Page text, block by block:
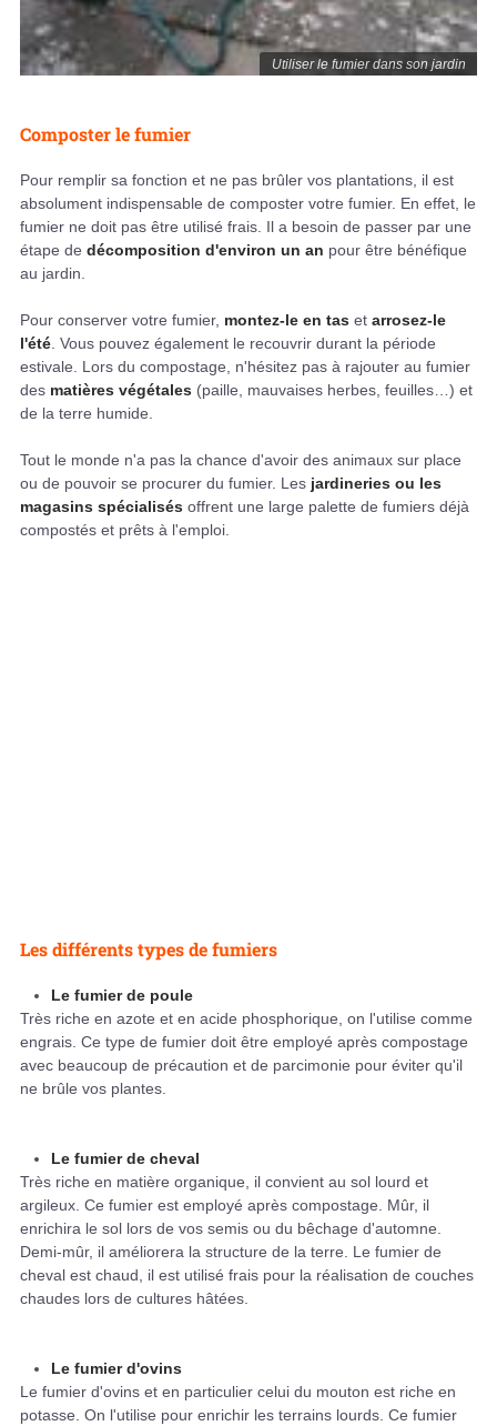
Utiliser le fumier dans son jardin
Composter le fumier
Pour remplir sa fonction et ne pas brûler vos plantations, il est
absolument indispensable de composter votre fumier. En effet, le
fumier ne doit pas être utilisé frais. Il a besoin de passer par une
étape de décomposition d'environ un an pour être bénéfique
au jardin.
Pour conserver votre fumier, montez-le en tas et arrosez-le
l'été . Vous pouvez également le recouvrir durant la période
estivale. Lors du compostage, n'hésitez pas à rajouter au fumier
des matières végétales (paille, mauvaises herbes, feuilles…) et
de la terre humide.
Tout le monde n'a pas la chance d'avoir des animaux sur place
ou de pouvoir se procurer du fumier. Les jardineries ou les
magasins spécialisés offrent une large palette de fumiers déjà
compostés et prêts à l'emploi.
Les différents types de fumiers
Le fumier de poule
Très riche en azote et en acide phosphorique, on l'utilise comme
engrais. Ce type de fumier doit être employé après compostage
avec beaucoup de précaution et de parcimonie pour éviter qu'il
ne brûle vos plantes.
Le fumier de cheval
Très riche en matière organique, il convient au sol lourd et
argileux. Ce fumier est employé après compostage. Mûr, il
enrichira le sol lors de vos semis ou du bêchage d'automne.
Demi-mûr, il améliorera la structure de la terre. Le fumier de
cheval est chaud, il est utilisé frais pour la réalisation de couches
chaudes lors de cultures hâtées.
Le fumier d'ovins
Le fumier d'ovins et en particulier celui du mouton est riche en
potasse. On l'utilise pour enrichir les terrains lourds. Ce fumier